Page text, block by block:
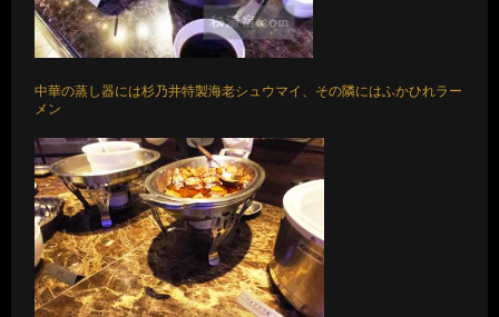
中華の蒸し器には杉乃井特製海老シュウマイ、その隣にはふかひれラー
メン